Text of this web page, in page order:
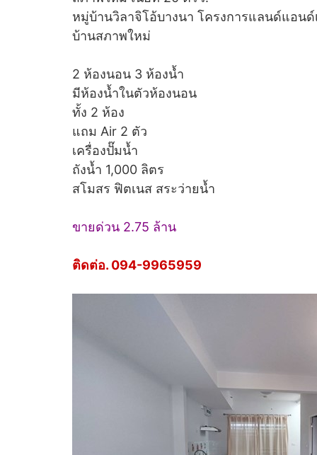
หมู่บ้านวิลาจิโอ้บางนา โครงการแลนด์แอนด์
บ้านสภาพใหม่
2 ห้องนอน 3 ห้องน้ำ
มีห้องน้ำในตัวห้องนอน
ทั้ง 2 ห้อง
แถม Air 2 ตัว
เครื่องปั๊มน้ำ
ถังน้ำ 1,000 ลิตร
สโมสร ฟิตเนส สระว่ายน้ำ
ขายด่วน 2.75 ล้าน
ติดต่อ. 094-9965959